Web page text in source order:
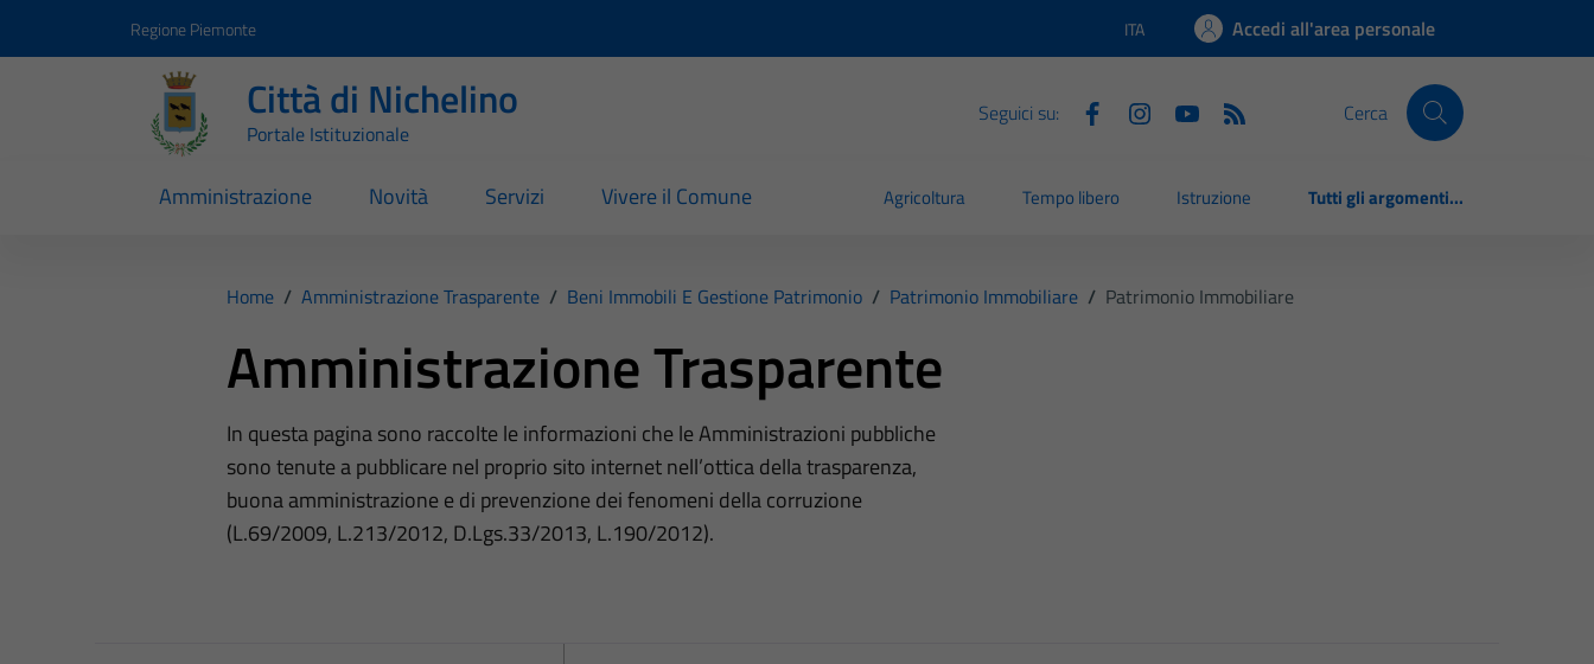
Regione Piemonte Lingua attiva:
ITA Accedi all'area personale
Città di Nichelino
Portale Istituzionale
Seguici su: Cerca
Amministrazione Novità Servizi Vivere il Comune Agricoltura Tempo libero Istruzione Tutti gli argomenti...
Home / Amministrazione Trasparente / Beni Immobili E Gestione Patrimonio / Patrimonio Immobiliare / Patrimonio Immobiliare
Amministrazione Trasparente
In questa pagina sono raccolte le informazioni che le Amministrazioni pubbliche
sono tenute a pubblicare nel proprio sito internet nell’ottica della trasparenza,
buona amministrazione e di prevenzione dei fenomeni della corruzione
(L.69/2009, L.213/2012, D.Lgs.33/2013, L.190/2012).